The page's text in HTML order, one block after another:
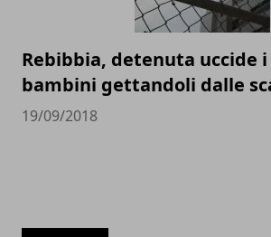
Rebibbia, detenuta uccide
bambini gettandoli dalle
19/09/2018